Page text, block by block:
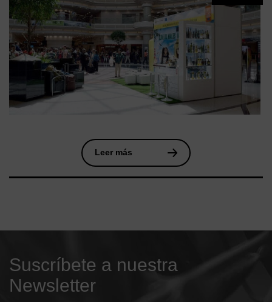
Leer más
Suscríbete a nuestra
Newsletter